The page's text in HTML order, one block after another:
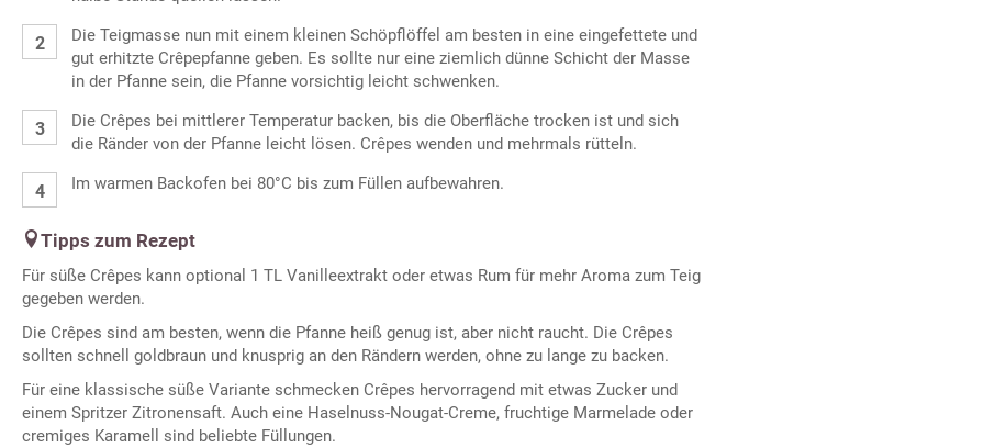
Die Teigmasse nun mit einem kleinen Schöpflöffel am besten in eine eingefettete und
gut erhitzte Crêpepfanne geben. Es sollte nur eine ziemlich dünne Schicht der Masse
in der Pfanne sein, die Pfanne vorsichtig leicht schwenken.
Die Crêpes bei mittlerer Temperatur backen, bis die Oberfläche trocken ist und sich
die Ränder von der Pfanne leicht lösen. Crêpes wenden und mehrmals rütteln.
Im warmen Backofen bei 80°C bis zum Füllen aufbewahren.
Tipps zum Rezept
Für süße Crêpes kann optional 1 TL Vanilleextrakt oder etwas Rum für mehr Aroma zum Teig
gegeben werden.
Die Crêpes sind am besten, wenn die Pfanne heiß genug ist, aber nicht raucht. Die Crêpes
sollten schnell goldbraun und knusprig an den Rändern werden, ohne zu lange zu backen.
Für eine klassische süße Variante schmecken Crêpes hervorragend mit etwas Zucker und
einem Spritzer Zitronensaft. Auch eine Haselnuss-Nougat-Creme, fruchtige Marmelade oder
cremiges Karamell sind beliebte Füllungen.